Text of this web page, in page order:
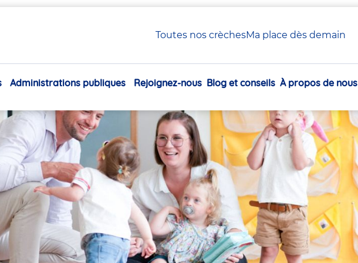
Toutes nos crèchesMa place dès demain
Navigation
Administrations publiques Rejoignez-nous Blog et conseils À propos de nous